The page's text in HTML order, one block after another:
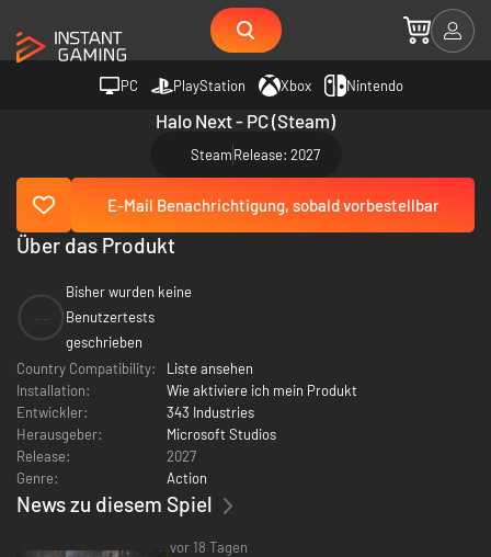
PC PlayStation Xbox Nintendo
Halo Next - PC (Steam)
SteamRelease: 2027
E-Mail Benachrichtigung, sobald vorbestellbar
Über das Produkt
Bisher wurden keine
Benutzertests
geschrieben
Country Compatibility:
Liste ansehen
Installation:
Wie aktiviere ich mein Produkt
Entwickler:
343 Industries
Herausgeber:
Microsoft Studios
Release:
2027
Genre:
Action
News zu diesem Spiel
vor 18 Tagen